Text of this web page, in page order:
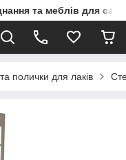
та меблів для
полички для лаків